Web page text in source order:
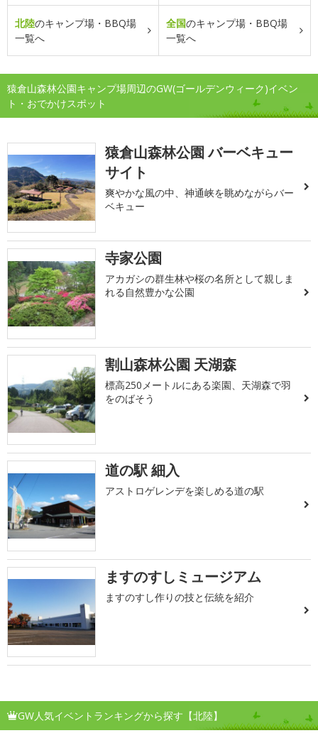
北陸のキャンプ場・BBQ場
一覧へ
全国のキャンプ場・BBQ場
一覧へ
猿倉山森林公園キャンプ場周辺のGW(ゴールデンウィーク)イベン
ト・おでかけスポット
猿倉山森林公園 バーベキュー
サイト
爽やかな風の中、神通峡を眺めながらバー
ベキュー
寺家公園
アカガシの群生林や桜の名所として親しま
れる自然豊かな公園
割山森林公園 天湖森
標高250メートルにある楽園、天湖森で羽
をのばそう
道の駅 細入
アストロゲレンデを楽しめる道の駅
ますのすしミュージアム
ますのすし作りの技と伝統を紹介
GW人気イベントランキングから探す【北陸】